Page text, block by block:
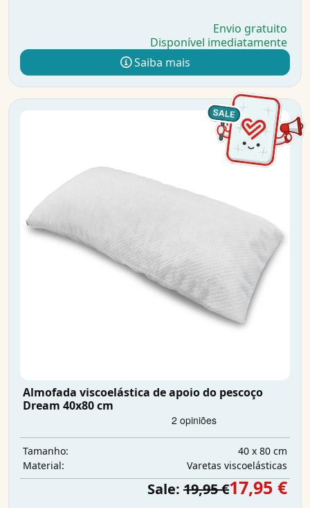
Envio gratuito
Disponível imediatamente
Saiba mais
Almofada viscoelástica de apoio do pescoço
Dream 40x80 cm
Tamanho:
40 x 80 cm
Material:
Varetas viscoelásticas
Sale: 19,95 €17,95 €